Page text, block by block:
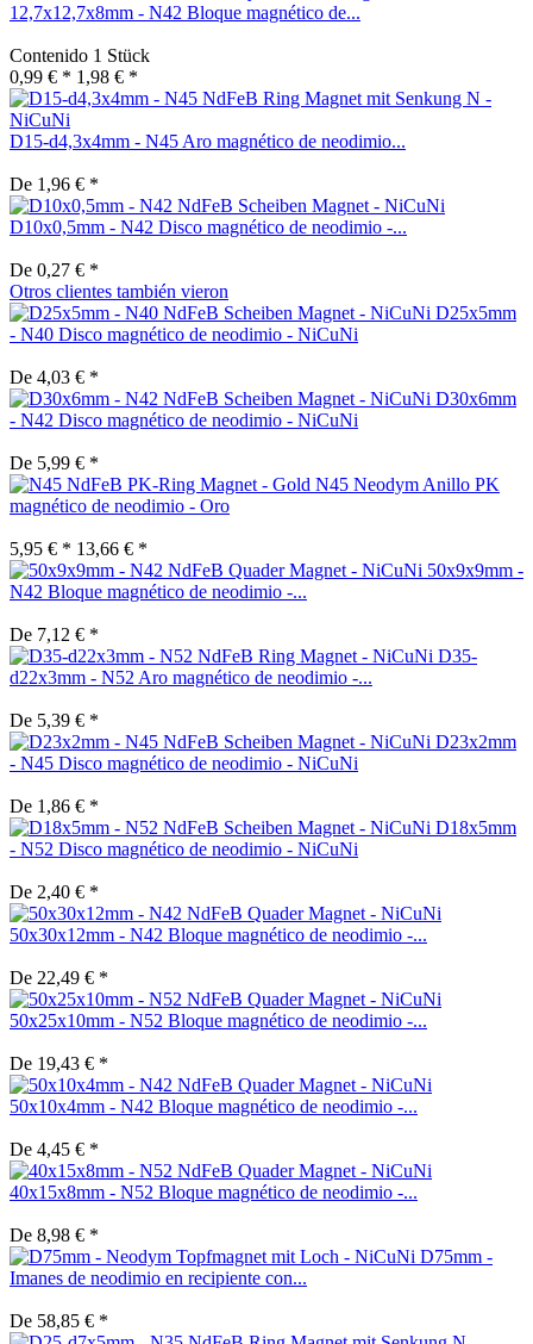
12,7x12,7x8mm - N42 Bloque magnético de...
Contenido 1 Stück
0,99 € * 1,98 € *
D15-d4,3x4mm - N45 Aro magnético de neodimio...
De 1,96 € *
D10x0,5mm - N42 Disco magnético de neodimio -...
De 0,27 € *
Otros clientes también vieron
D25x5mm
- N40 Disco magnético de neodimio - NiCuNi
De 4,03 € *
D30x6mm
- N42 Disco magnético de neodimio - NiCuNi
De 5,99 € *
N45 Neodym Anillo PK
magnético de neodimio - Oro
5,95 € * 13,66 € *
50x9x9mm -
N42 Bloque magnético de neodimio -...
De 7,12 € *
D35-
d22x3mm - N52 Aro magnético de neodimio -...
De 5,39 € *
D23x2mm
- N45 Disco magnético de neodimio - NiCuNi
De 1,86 € *
D18x5mm
- N52 Disco magnético de neodimio - NiCuNi
De 2,40 € *
50x30x12mm - N42 Bloque magnético de neodimio -...
De 22,49 € *
50x25x10mm - N52 Bloque magnético de neodimio -...
De 19,43 € *
50x10x4mm - N42 Bloque magnético de neodimio -...
De 4,45 € *
40x15x8mm - N52 Bloque magnético de neodimio -...
De 8,98 € *
D75mm -
Imanes de neodimio en recipiente con...
De 58,85 € *